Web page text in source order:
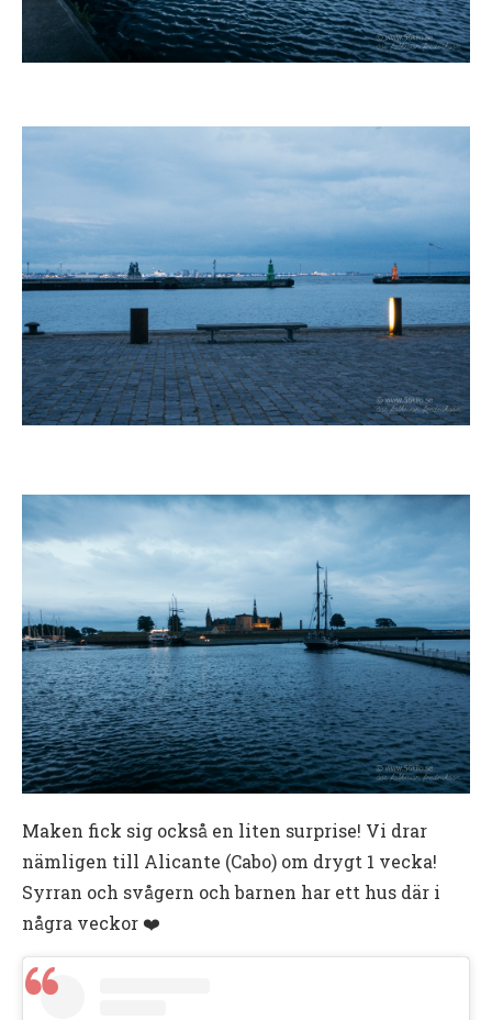
Maken fick sig också en liten surprise! Vi drar
nämligen till Alicante (Cabo) om drygt 1 vecka!
Syrran och svågern och barnen har ett hus där i
några veckor ❤️